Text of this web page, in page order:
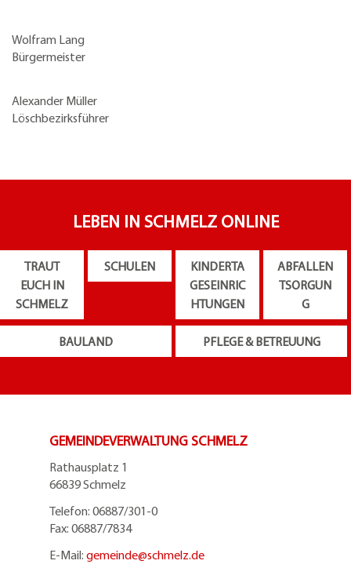
Wolfram Lang
Bürgermeister
Alexander Müller
Löschbezirksführer
LEBEN IN SCHMELZ ONLINE
TRAUT
EUCH IN
SCHMELZ
SCHULEN
KINDERTA
GESEINRIC
HTUNGEN
ABFALLEN
TSORGUN
G
BAULAND PFLEGE & BETREUUNG
GEMEINDEVERWALTUNG SCHMELZ
Rathausplatz 1
66839 Schmelz
Telefon: 06887/301-0
Fax: 06887/7834
E-Mail: gemeinde@schmelz.de